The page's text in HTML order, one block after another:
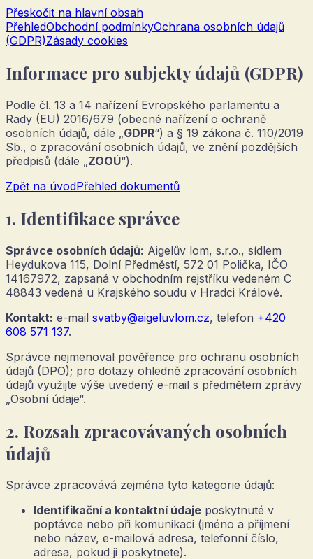
Přeskočit na hlavní obsah
PřehledObchodní podmínkyOchrana osobních údajů
(GDPR)Zásady cookies
Informace pro subjekty údajů (GDPR)
Podle čl. 13 a 14 nařízení Evropského parlamentu a
Rady (EU) 2016/679 (obecné nařízení o ochraně
osobních údajů, dále „GDPR“) a § 19 zákona č. 110/2019
Sb., o zpracování osobních údajů, ve znění pozdějších
předpisů (dále „ZOOÚ“).
Zpět na úvodPřehled dokumentů
1. Identifikace správce
Správce osobních údajů: Aigelův lom, s.r.o., sídlem
Heydukova 115, Dolní Předměstí, 572 01 Polička, IČO
14167972, zapsaná v obchodním rejstříku vedeném C
48843 vedená u Krajského soudu v Hradci Králové.
Kontakt: e-mail svatby@aigeluvlom.cz, telefon +420
608 571 137.
Správce nejmenoval pověřence pro ochranu osobních
údajů (DPO); pro dotazy ohledně zpracování osobních
údajů využijte výše uvedený e-mail s předmětem zprávy
„Osobní údaje“.
2. Rozsah zpracovávaných osobních
údajů
Správce zpracovává zejména tyto kategorie údajů:
Identifikační a kontaktní údaje poskytnuté v
poptávce nebo při komunikaci (jméno a příjmení
nebo název, e-mailová adresa, telefonní číslo,
adresa, pokud ji poskytnete).